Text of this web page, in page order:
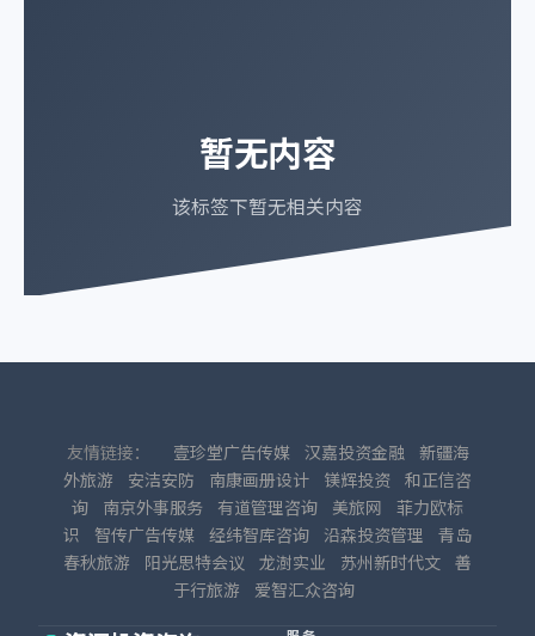
暂无内容
该标签下暂无相关内容
友情链接： 壹珍堂广告传媒 汉嘉投资金融
新疆海
外旅游
安洁安防 南康画册设计 镁辉投资 和正信咨
询
南京外事服务 有道管理咨询 美旅网
菲力欧标
识
智传广告传媒 经纬智库咨询 沿森投资管理
青岛
春秋旅游
阳光思特会议 龙澍实业 苏州新时代文 善
于行旅游
爱智汇众咨询